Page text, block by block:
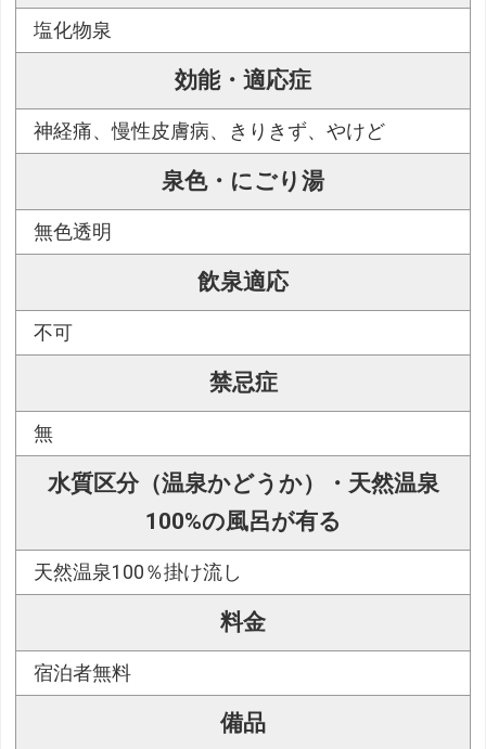
塩化物泉
効能・適応症
神経痛、慢性皮膚病、きりきず、やけど
泉色・にごり湯
無色透明
飲泉適応
不可
禁忌症
無
水質区分（温泉かどうか）・天然温泉
100%の風呂が有る
天然温泉100％掛け流し
料金
宿泊者無料
備品